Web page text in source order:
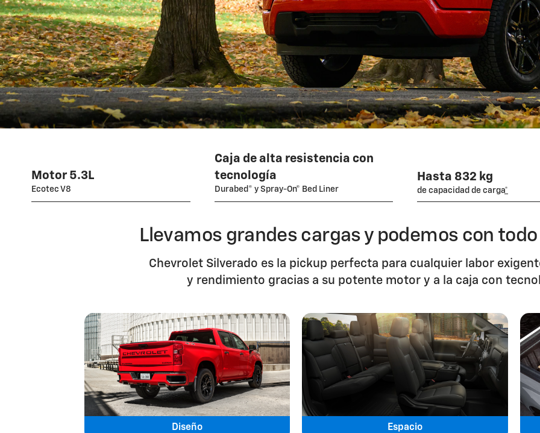
Motor 5.3L
Ecotec V8
Caja de alta resistencia con
tecnología
Durabed® y Spray-On® Bed Liner
Hasta 832 kg
de capacidad de carga*
Llevamos grandes cargas y podemos con
Chevrolet Silverado es la pickup perfecta para cualquier labor
y rendimiento gracias a su potente motor y a la caja con
Diseño Espacio